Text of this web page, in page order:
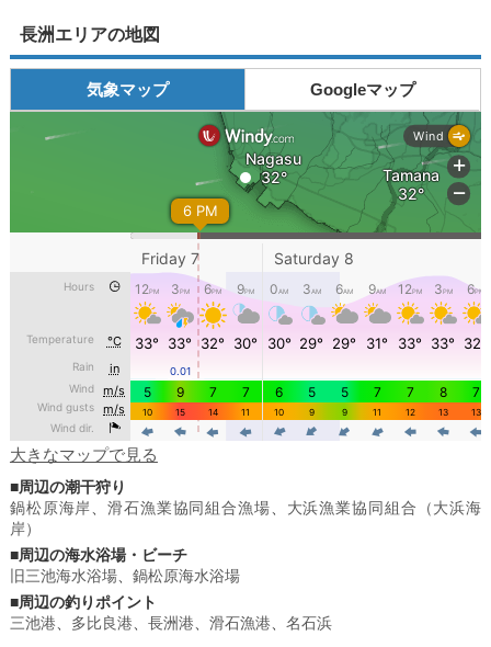
長洲エリアの地図
気象マップ Googleマップ
大きなマップで見る
■周辺の潮干狩り
鍋松原海岸 、滑石漁業協同組合漁場
大浜漁業協同組合（大浜海
岸）
■周辺の海水浴場・ビーチ
旧三池海水浴場、 鍋松原海水浴場
■周辺の釣りポイント
三池港
多比良港 長洲港 滑石漁港 名石浜